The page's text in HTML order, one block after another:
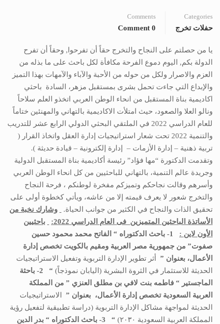
Categories
حفلات تخرج
Comments
0 Comment
يا من حصلتم على النجاح والتخرج حقاً أن تفرحوا, وحقاً أن تفرح
الدولة بكم, اليوم دموع الفرحة مكافأة لكل باحث على ما بذله من
العزم والاصرار ولكل من حوله من الأحبة والآباء والآمهات بهذا التميز
والإبداع التي جاءت تحمل بشرى بمستقبل مزهر، السادة باحثي
اكاديمية بناة المستقبل من انحاء الوطن العربي اتخذو العلم سلاحاً
ونالو العلا والصعود، حيث امتلأت الاكاديمية بالتهاني والمهنئين ختاماً
للعام الدراسي 2022 في الملتقي البحثي الدولي الرابع عشر للتدريب
والتنمية 2022 تحت شعار استراتيجيات إدارة العقل واتخاذ القرار (
تربية ذهنية – إدارة الأزمات – إدارة إلكترونية – قيادة حديثة ).
وتقدمت الدكتورة “مها فؤاد” رئيسة أكاديمية بناة المستقبل الدولية
وجريدة عالم التنمية، بالتهاني للباحثيين من كل انحاء الوطن العربي
وأسرهم وقالت نجاحكم وتميزكم مفخرة لوطنكم ، فرحة النجاح
والتخرج شعور لا يعرف قيمته إلا من عاشه، ويأتي كخطوة أولى على
تحقيق الذات والنجاح في الكثير من جوانب الحياة.
وشارك نخبة من
الأساتذة الباحثين المتميزين فى العام الدراسي 2022:
باحثيين
الأون لاين :
1- باحث الدكتوراه “
الفاتح محمد محمود حسين
صفوت” من جمهورية مصر العربية ومقيم بالكويت تخصص إدارة
الأعمال، بعنوان ”
أثر تطوير الإدارة التربوية وتفعيل الاستراتيجيات
الحديثة للاستثمار في الثروة البشرية (اليابان نموذجاً) “
2- باحثة
الماجستير “ فاطمه بنت لافي بن مطلق العنزي ” من المملكة
العربية السعودية تخصص إدارة الأعمال، بعنوان ”
الاستراتيجيات
الحديثة لمواجهة مشاكل الإدارة التربوية (دراسة تطبيقية لتفعيل رؤية
المملكة العربية السعودية ٢٠٣٠)
“ 3- باحث الدكتوراه “
بدر الدين